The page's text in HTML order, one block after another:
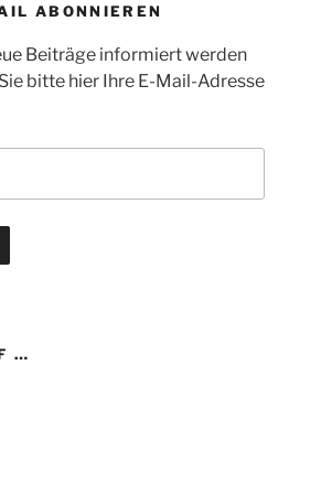
ABONNIEREN
Beiträge informiert werden
bitte hier Ihre E-Mail-Adresse
…